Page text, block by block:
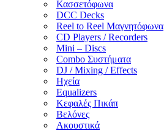
Κασσετόφωνα
DCC Decks
Reel to Reel Μαγνητόφωνα
CD Players / Recorders
Mini – Discs
Combo Συστήματα
DJ / Mixing / Effects
Ηχεία
Equalizers
Κεφαλές Πικάπ
Βελόνες
Ακουστικά